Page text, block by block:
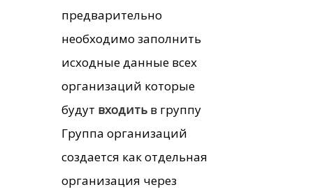
предварительно
необходимо заполнить
исходные данные всех
организаций которые
будут входитьв группу
Группа организаций
создается как отдельная
организация через